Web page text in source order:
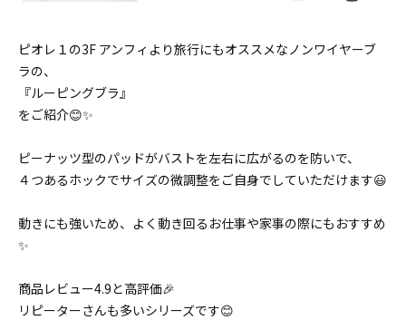
ピオレ１の3F アンフィより旅行にもオススメなノンワイヤーブ
ラの、
『ルーピングブラ』
をご紹介😊✨
ピーナッツ型のパッドがバストを左右に広がるのを防いで、
４つあるホックでサイズの微調整をご自身でしていただけます😃
動きにも強いため、よく動き回るお仕事や家事の際にもおすすめ
✨
商品レビュー4.9と高評価🎉
リピーターさんも多いシリーズです😊